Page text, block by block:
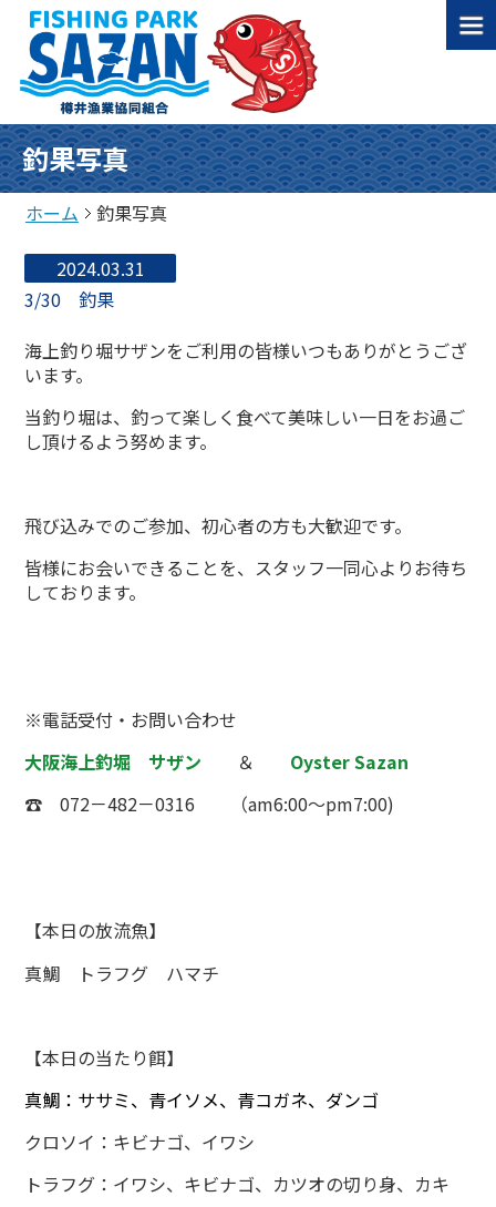
釣果写真
ホーム 釣果写真
2024.03.31
3/30 釣果
海上釣り堀サザンをご利用の皆様いつもありがとうござ
います。
当釣り堀は、釣って楽しく食べて美味しい一日をお過ご
し頂けるよう努めます。
飛び込みでのご参加、初心者の方も大歓迎です。
皆様にお会いできることを、スタッフ一同心よりお待ち
しております。
※電話受付・お問い合わせ
大阪海上釣堀 サザン ＆ Oyster Sazan
☎ 072－482－0316 （am6:00～pm7:00)
【本日の放流魚】
真鯛 トラフグ ハマチ
【本日の当たり餌】
真鯛：ササミ、青イソメ、青コガネ、ダンゴ
クロソイ：キビナゴ、イワシ
トラフグ：イワシ、キビナゴ、カツオの切り身、カキ